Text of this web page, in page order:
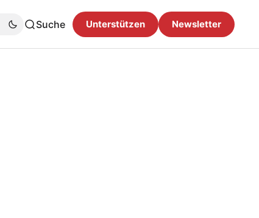
Suche Unterstützen Newsletter